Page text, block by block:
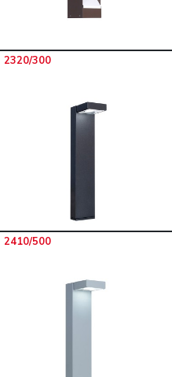
2320/300
2410/500